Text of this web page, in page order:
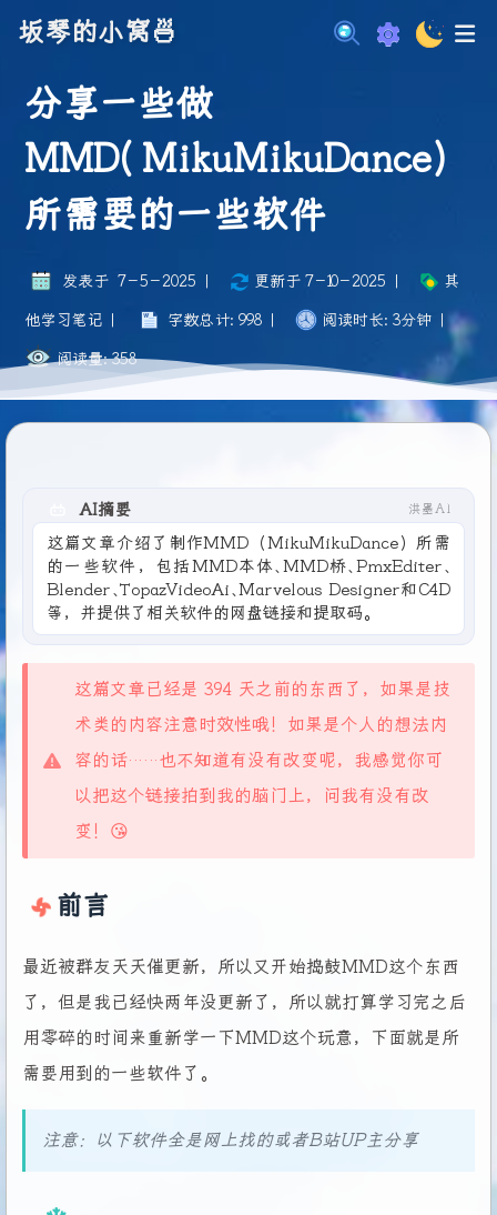
坂琴的小窝🍜
分享一些做
MMD(MikuMikuDance)
所需要的一些软件
发表于 7-5-2025 更新于 7-10-2025 其
他学习笔记 字数总计: 998 阅读时长: 3分钟 |
阅读量: 358
AI摘要 洪墨AI
这篇文章介绍了制作MMD（MikuMikuDance）所需
的一些软件，包括MMD本体、MMD桥、PmxEditer、
Blender、TopazVideoAi、Marvelous Designer和C4D
等，并提供了相关软件的网盘链接和提取码。
这篇文章已经是 394 天之前的东西了，如果是技
术类的内容注意时效性哦！如果是个人的想法内
容的话……也不知道有没有改变呢，我感觉你可
以把这个链接拍到我的脑门上，问我有没有改
变！😘
前言
最近被群友天天催更新，所以又开始捣鼓MMD这个东西
了，但是我已经快两年没更新了，所以就打算学习完之后
用零碎的时间来重新学一下MMD这个玩意，下面就是所
需要用到的一些软件了。
注意：以下软件全是网上找的或者B站UP主分享